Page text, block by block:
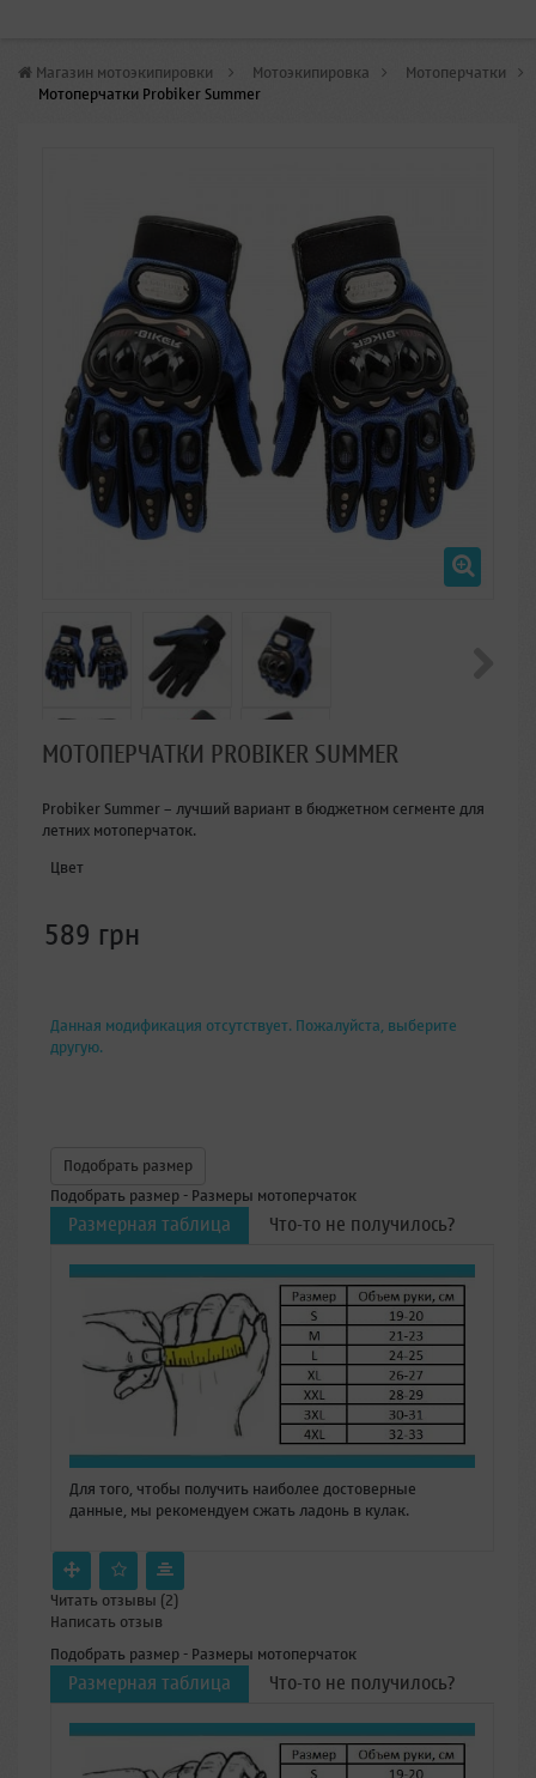
Магазин мотоэкипировки > Мотоэкипировка > Мотоперчатки
Мотоперчатки Probiker Summer
МОТОПЕРЧАТКИ PROBIKER SUMMER
Probiker Summer – лучший вариант в бюджетном сегменте для
летних мотоперчаток.
Цвет
589 грн
Данная модификация отсутствует. Пожалуйста, выберите
другую.
Подобрать размер
Подобрать размер - Размеры мотоперчаток
Размерная таблица Что-то не получилось?
Для того, чтобы получить наиболее достоверные
данные, мы рекомендуем сжать ладонь в кулак.
Читать отзывы (2)
Написать отзыв
Подобрать размер - Размеры мотоперчаток
Размерная таблица Что-то не получилось?